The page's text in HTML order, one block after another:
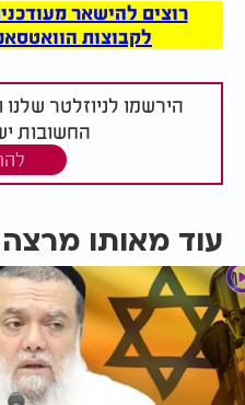
רוצים להישאר
לקבוצות הוואטסאפ של
הירשמו לניוזלטר
החשובות
עוד מאותו מרצה